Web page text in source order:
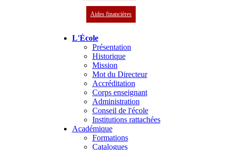
Aides financières
L'École
Présentation
Historique
Mission
Mot du Directeur
Accréditation
Corps enseignant
Administration
Conseil de l'école
Institutions rattachées
Académique
Formations
Catalogues